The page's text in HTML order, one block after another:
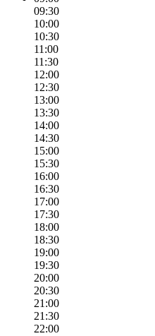
09:30
10:00
10:30
11:00
11:30
12:00
12:30
13:00
13:30
14:00
14:30
15:00
15:30
16:00
16:30
17:00
17:30
18:00
18:30
19:00
19:30
20:00
20:30
21:00
21:30
22:00